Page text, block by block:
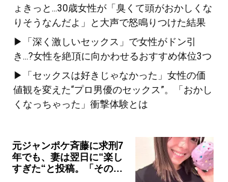
ょきっと...30歳女性が「臭くて頭がおかしくな
りそうなんだよ」と大声で怒鳴りつけた結果
▶「深く激しいセックス」で女性がドン引
き...?女性を絶頂に向かわせるおすすめ体位3つ
▶「セックスは好きじゃなかった」女性の価
値観を変えた“プロ男優のセックス”。「おかし
くなっちゃった」衝撃体験とは
元ジャンポケ斉藤に求刑7
年でも、妻は翌日に“楽し
すぎた“と投稿。「その…